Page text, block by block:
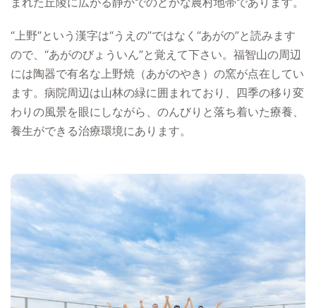
“上野”という漢字は“うえの”ではなく“あがの”と読みます
ので、“あがのびょういん”と覚えて下さい。福智山の周辺
には陶器で有名な上野焼（あがのやき）の窯が点在してい
ます。病院周辺は山林の緑に囲まれており、四季の移り変
わりの風景を眼にしながら、のんびりと落ち着いた療養、
養生ができる治療環境にあります。